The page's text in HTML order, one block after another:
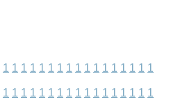
1 1 1 1 1 1 1 1 1 1 1 1 1 1 1 1 1
1 1 1 1 1 1 1 1 1 1 1 1 1 1 1 1 1